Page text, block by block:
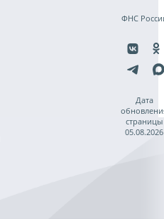
ФНС
Дата
страницы
05.08.2026